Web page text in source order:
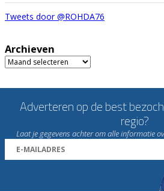
Tweets door @ROHDA76
Archieven
Archieven
Adverteren op de best
regio?
Laat je gegevens achter om alle informatie